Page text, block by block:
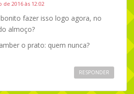
de 2016 às 12:02
bonito fazer isso logo agora, no
almoço?
o prato: quem nunca?
RESPONDER